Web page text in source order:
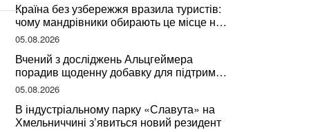
Країна без узбережжя вразила туристів:
чому мандрівники обирають це місце на
відпочинок
05.08.2026
Вчений з досліджень Альцгеймера
порадив щоденну добавку для підтримки
мозкової діяльності
05.08.2026
В індустріальному парку «Славута» на
Хмельниччині з’явиться новий резидент